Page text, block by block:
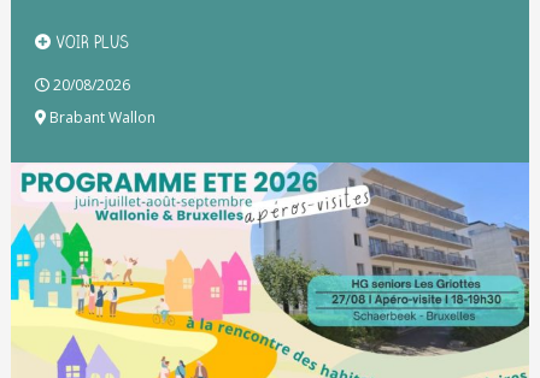
VOIR PLUS
20/08/2026
Brabant Wallon